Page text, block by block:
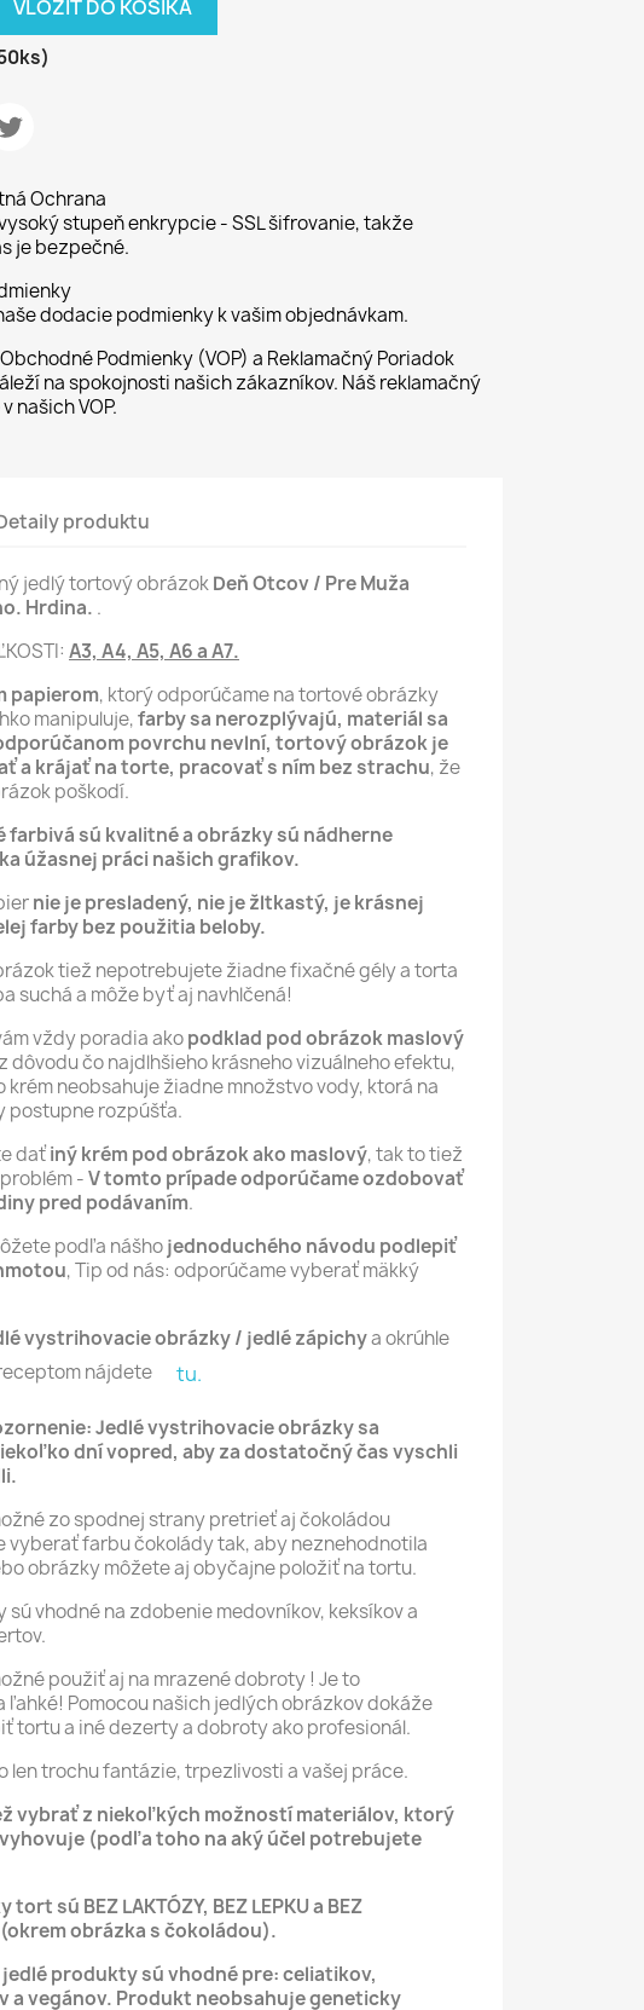
VLOŽIŤ DO KOŠÍKA
Ochrana
stupeň enkrypcie - SSL šifrovanie, takže
je bezpečné.
dodacie podmienky k vašim objednávkam.
Podmienky (VOP) a Reklamačný Poriadok
na spokojnosti našich zákazníkov. Náš reklamačný
našich VOP.
produktu
jedlý tortový obrázokDeň Otcov / Pre Muža
Hrdina. .
A3, A4, A5, A6 a A7.
papierom, ktorý odporúčame na tortové obrázky
manipuluje,farby sa nerozplývajú, materiál sa
povrchu nevlní, tortový obrázok je
a krájať na torte, pracovať s ním bez strachu, že
poškodí.
farbivá sú kvalitné a obrázky sú nádherne
úžasnej práci našich grafikov.
nie je presladený, nie je žltkastý, je krásnej
farby bez použitia beloby.
tiež nepotrebujete žiadne fixačné gély a torta
suchá a môže byť aj navhlčená!
vždy poradia akopodklad pod obrázok maslový
dôvodu čo najdlhšieho krásneho vizuálneho efektu,
krém neobsahuje žiadne množstvo vody, ktorá na
postupne rozpúšťa.
daťiný krém pod obrázok ako maslový, tak to tiež
-V tomto prípade odporúčame ozdobovať
pred podávaním.
podľa nášhojednoduchého návodu podlepiť
, Tip od nás: odporúčame vyberať mäkký
vystrihovacie obrázky / jedlé zápichya okrúhle
nájdete
tu.
Jedlé vystrihovacie obrázky sa
dní vopred, aby za dostatočný čas vyschli
zo spodnej strany pretrieť aj čokoládou
vyberať farbu čokolády tak, aby neznehodnotila
obrázky môžete aj obyčajne položiť na tortu.
sú vhodné na zdobenie medovníkov, keksíkov a
použiť aj na mrazené dobroty ! Je to
ľahké! Pomocou našich jedlých obrázkov dokáže
tortu a iné dezerty a dobroty ako profesionál.
len trochu fantázie, trpezlivosti a vašej práce.
vybrať z niekoľkých možností materiálov, ktorý
(podľa toho na aký účel potrebujete
tort sú BEZ LAKTÓZY, BEZ LEPKU a BEZ
(okrem obrázka s čokoládou).
produkty sú vhodné pre: celiatikov,
a vegánov. Produkt neobsahuje geneticky